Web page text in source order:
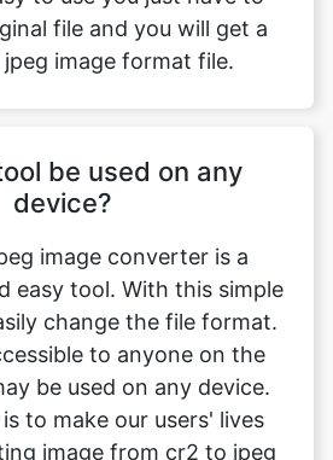
be used on any
easy tool. With this simple
change the file format.
to anyone on the
be used on any device.
to make our users' lives
image from cr2 to jpeg
effect on its quality. The
file will be similar to the
is completly safe to use